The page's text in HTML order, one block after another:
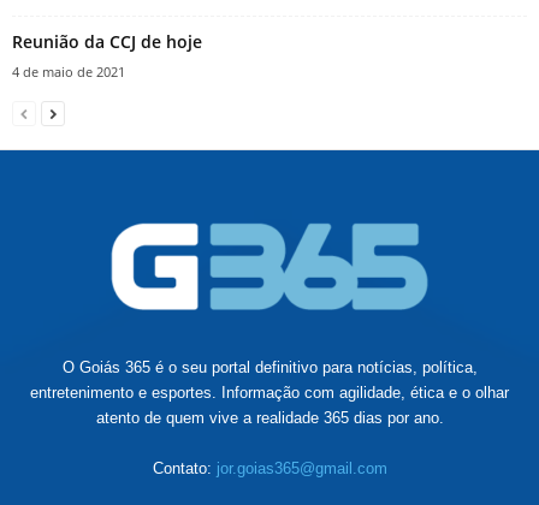
Reunião da CCJ de hoje
4 de maio de 2021
O Goiás 365 é o seu portal definitivo para notícias, política,
entretenimento e esportes. Informação com agilidade, ética e o olhar
atento de quem vive a realidade 365 dias por ano.
Contato: jor.goias365@gmail.com